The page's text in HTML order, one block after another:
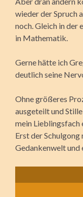
wieder der Spruch
noch. Gleich in der
in Mathematik.
Gerne hätte ich
deutlich seine
Ohne größeres
ausgeteilt und
mein Lieblingsfach
Erst der Schulgong
Gedankenwelt und